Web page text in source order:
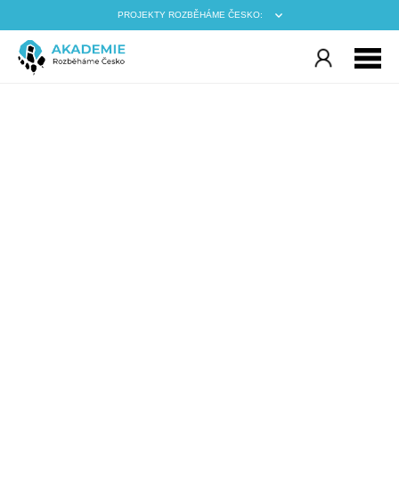
PROJEKTY ROZBĚHÁME ČESKO: